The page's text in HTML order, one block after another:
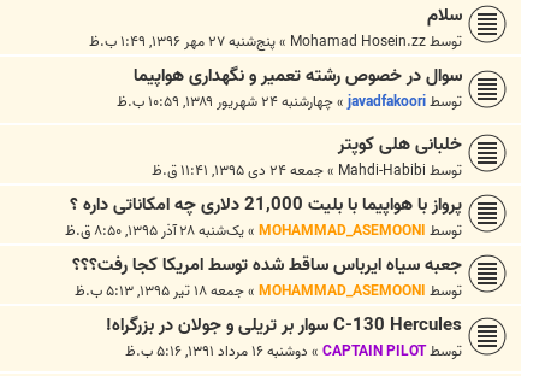
سلام
توسطMohamad Hosein.zz
»پنج‌شنبه ۲۷ مهر ۱۳۹۶, ۱:۴۹ ب.ظ
سوال در خصوص رشته تعمیر و نگهداری هواپیما
توسطjavadfakoori
»چهارشنبه ۲۴ شهریور ۱۳۸۹, ۱۰:۵۹ ب.ظ
خلبانی هلی کوپتر
توسط Mahdi-Habibi
»جمعه ۲۴ دی ۱۳۹۵, ۱۱:۴۱ ق.ظ
پرواز با هواپیما با بلیت 21,000 دلاری چه امکاناتی داره ؟
توسط MOHAMMAD_ASEMOONI
»یک‌شنبه ۲۸ آذر ۱۳۹۵, ۸:۵۰ ق.ظ
جعبه سیاه ایرباس ساقط شده توسط امریکا کجا رفت؟؟؟
توسط MOHAMMAD_ASEMOONI
»جمعه ۱۸ تیر ۱۳۹۵, ۵:۱۳ ب.ظ
C-130 Hercules سوار بر تریلی و جولان در بزرگراه!
توسطCAPTAIN PILOT
» دوشنبه ۱۶ مرداد ۱۳۹۱, ۵:۱۶ ب.ظ